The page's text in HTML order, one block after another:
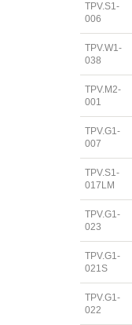
TPV.S1-
006
TPV.W1-
038
TPV.M2-
001
TPV.G1-
007
TPV.S1-
017LM
TPV.G1-
023
TPV.G1-
021S
TPV.G1-
022